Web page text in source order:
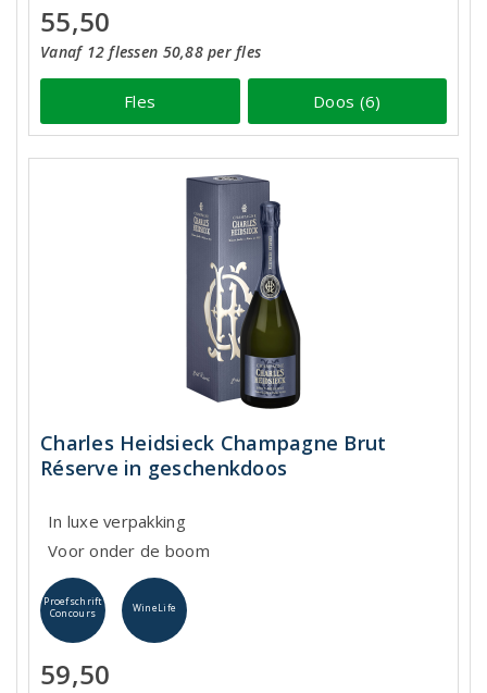
55,50
Vanaf 12 flessen 50,88 per fles
Fles Doos (6)
Charles Heidsieck Champagne Brut
Réserve in geschenkdoos
In luxe verpakking
Voor onder de boom
Proefschrift
Concours
WineLife
59,50